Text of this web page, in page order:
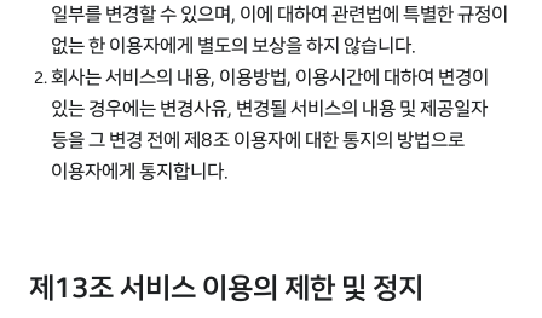
일부를 변경할 수 있으며, 이에 대하여 관련법에 특별한 규정이
없는 한 이용자에게 별도의 보상을 하지 않습니다.
회사는 서비스의 내용, 이용방법, 이용시간에 대하여 변경이
있는 경우에는 변경사유, 변경될 서비스의 내용 및 제공일자
등을 그 변경 전에 제8조 이용자에 대한 통지의 방법으로
이용자에게 통지합니다.
제13조 서비스 이용의 제한 및 정지